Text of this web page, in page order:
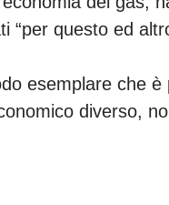
“per questo ed
esemplare che è
diverso,